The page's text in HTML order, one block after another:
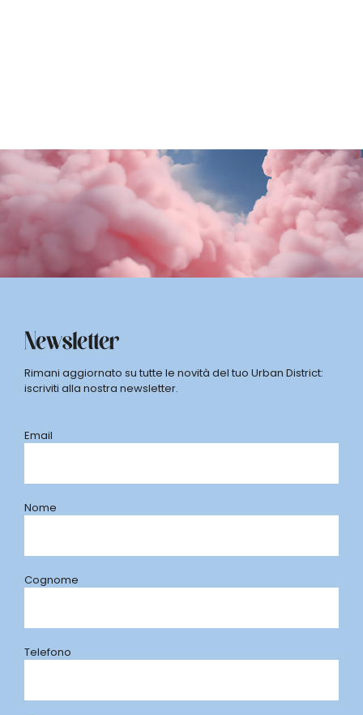
Newsletter
Rimani aggiornato su tutte le novità del tuo Urban District:
iscriviti alla nostra newsletter.
Email
Nome
Cognome
Telefono